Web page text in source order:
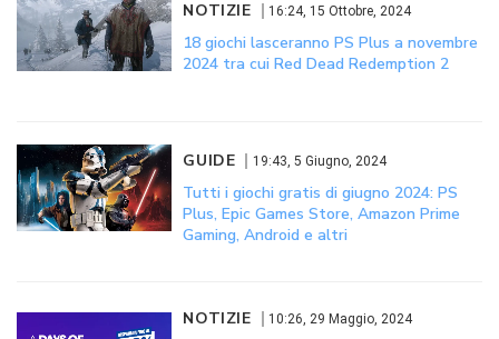
NOTIZIE 16:24, 15 Ottobre, 2024
18 giochi lasceranno PS Plus a novembre
2024 tra cui Red Dead Redemption 2
GUIDE 19:43, 5 Giugno, 2024
Tutti i giochi gratis di giugno 2024: PS
Plus, Epic Games Store, Amazon Prime
Gaming, Android e altri
NOTIZIE 10:26, 29 Maggio, 2024